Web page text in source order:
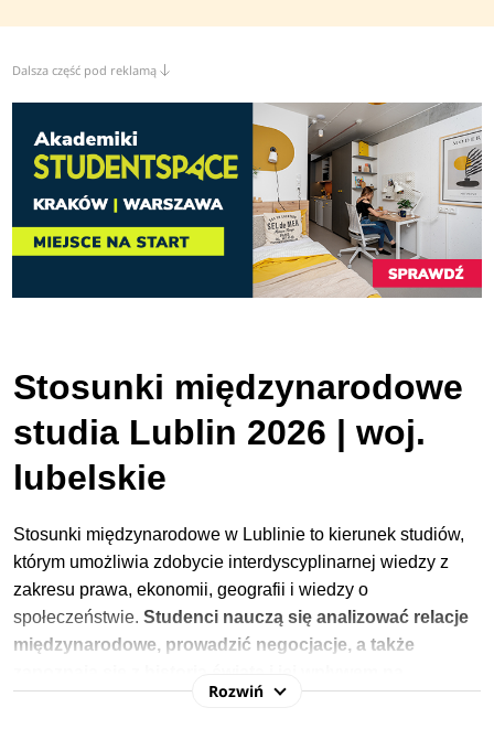
Dalsza część pod reklamą
Stosunki międzynarodowe
studia Lublin 2026 | woj.
lubelskie
Stosunki międzynarodowe w Lublinie to kierunek studiów,
którym umożliwia zdobycie interdyscyplinarnej wiedzy z
zakresu prawa, ekonomii, geografii i wiedzy o
społeczeństwie. Studenci nauczą się analizować relacje
międzynarodowe, prowadzić negocjacje, a także
Dodatkowo studenci rozwijają swoje
Rozwiń